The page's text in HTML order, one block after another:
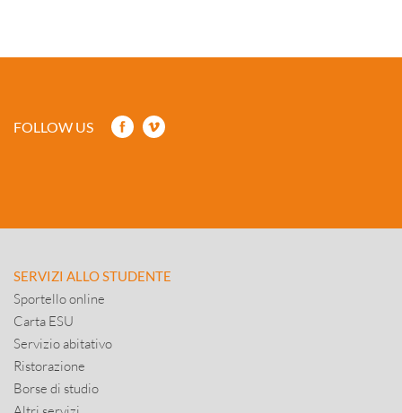
FOLLOW US
SERVIZI ALLO STUDENTE
Sportello online
Carta ESU
Servizio abitativo
Ristorazione
Borse di studio